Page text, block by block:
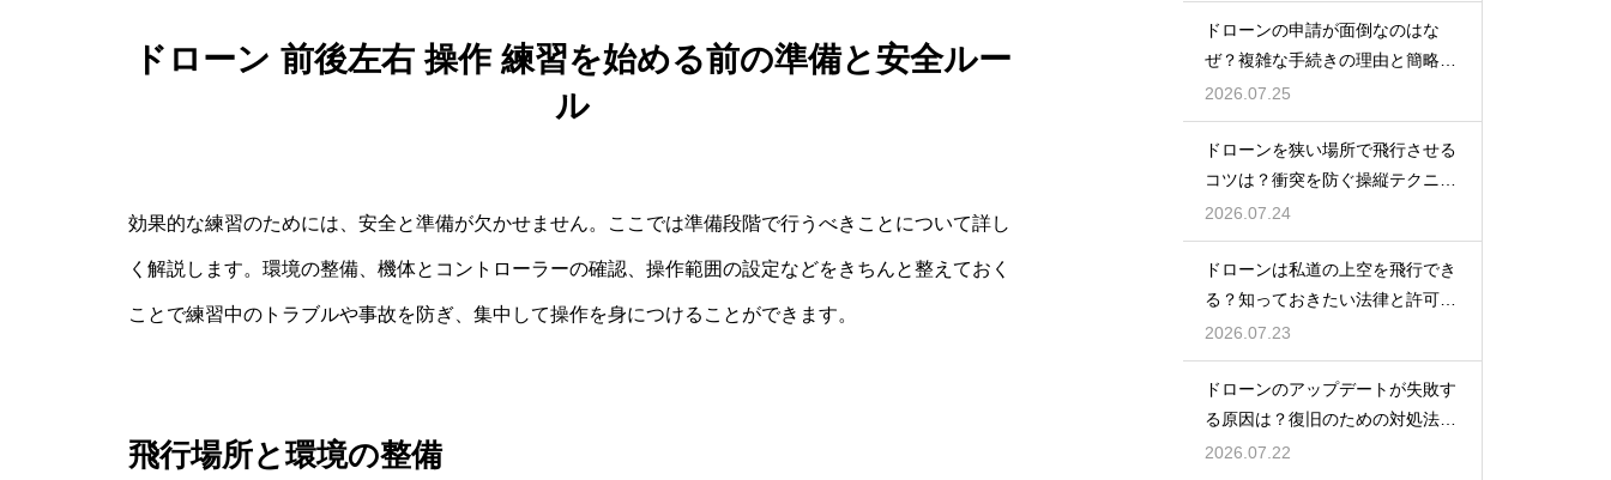
ドローン 前後左右 操作 練習を始める前の準備と安全ルー
ル
効果的な練習のためには、安全と準備が欠かせません。ここでは準備段階で行うべきことについて詳し
く解説します。環境の整備、機体とコントローラーの確認、操作範囲の設定などをきちんと整えておく
ことで練習中のトラブルや事故を防ぎ、集中して操作を身につけることができます。
飛行場所と環境の整備
ドローンの申請が面倒なのはな
ぜ？複雑な手続きの理由と簡略化
の動向
2026.07.25
ドローンを狭い場所で飛行させる
コツは？衝突を防ぐ操縦テクニッ
クを解説
2026.07.24
ドローンは私道の上空を飛行でき
る？知っておきたい法律と許可の
ルール
2026.07.23
ドローンのアップデートが失敗す
る原因は？復旧のための対処法を
解説
2026.07.22